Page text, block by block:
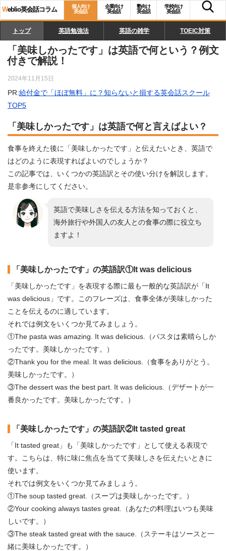
Weblio英会話コラム
個人向け
英会話
企業向け
英会話
塾向け
英会話
学校向け
英会話
トップ 英語勉強法 英語の雑学 TOEIC対策
「美味しかったです」は英語で何という？例文
付きで解説！
2024年11月15日
PR:給付金で「ほぼ無料」に？知らないと損する英会話スクール
TOP5
「美味しかったです」は英語で何と言えばよい？
食事を終えた後に「美味しかったです」と伝えたいとき、英語で
はどのように表現すればよいのでしょうか？
この記事では、いくつかの英語訳とその使い分けを解説します。
是非参考にしてください。
英語で美味しさを伝える方法を知っておくと、
海外旅行や外国人の友人との食事の際に役立ち
ますよ！
「美味しかったです」の英語訳①It was delicious
「美味しかったです」を表現する際に最も一般的な英語訳が「It
was delicious」です。このフレーズは、食事全体が美味しかった
ことを伝えるのに適しています。
それでは例文をいくつか見てみましょう。
①The pasta was amazing. It was delicious.（パスタは素晴らしか
ったです。美味しかったです。）
②Thank you for the meal. It was delicious.（食事をありがとう。
美味しかったです。）
③The dessert was the best part. It was delicious.（デザートが一
番良かったです。美味しかったです。）
「美味しかったです」の英語訳②It tasted great
「It tasted great」も「美味しかったです」として使える表現で
す。こちらは、特に味に焦点を当てて美味しさを伝えたいときに
使います。
それでは例文をいくつか見てみましょう。
①The soup tasted great.（スープは美味しかったです。）
②Your cooking always tastes great.（あなたの料理はいつも美味
しいです。）
③The steak tasted great with the sauce.（ステーキはソースと一
緒に美味しかったです。）